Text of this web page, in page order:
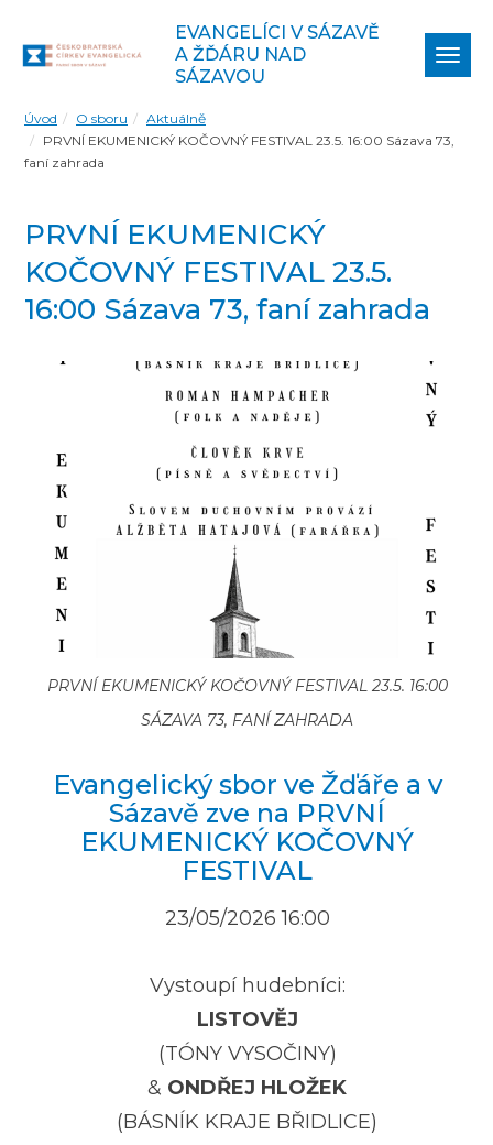
EVANGELÍCI V SÁZAVĚ
A ŽĎÁRU NAD
SÁZAVOU
Úvod O sboru
Aktuálně
PRVNÍ EKUMENICKÝ KOČOVNÝ FESTIVAL 23.5. 16:00 Sázava 73,
faní zahrada
PRVNÍ EKUMENICKÝ
KOČOVNÝ FESTIVAL 23.5.
16:00 Sázava 73, faní zahrada
PRVNÍ EKUMENICKÝ KOČOVNÝ FESTIVAL 23.5. 16:00
SÁZAVA 73, FANÍ ZAHRADA
Evangelický sbor ve Žďáře a v
Sázavě zve na PRVNÍ
EKUMENICKÝ KOČOVNÝ
FESTIVAL
23/05/2026 16:00
Vystoupí hudebníci:
LISTOVĚJ
(TÓNY VYSOČINY)
& ONDŘEJ HLOŽEK
(BÁSNÍK KRAJE BŘIDLICE)